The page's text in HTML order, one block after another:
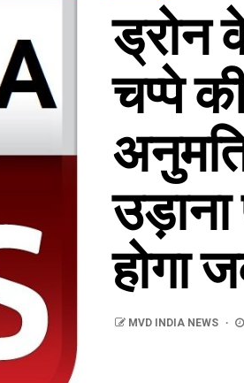
ड्रोन
चप्पे
होगा
MVD INDIA NEWS